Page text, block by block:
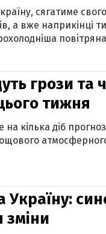
сягатиме
а вже наприкінці
грози та
тижня
на кілька діб
зміни